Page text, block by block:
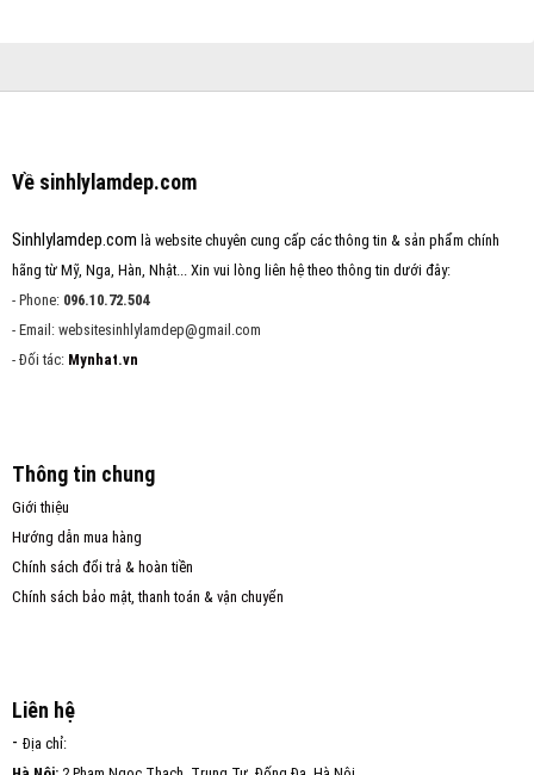
Về sinhlylamdep.com
Sinhlylamdep.com là website chuyên cung cấp các thông tin & sản phẩm chính
hãng từ Mỹ, Nga, Hàn, Nhật... Xin vui lòng liên hệ theo thông tin dưới đây:
- Phone: 096.10.72.504
- Email: websitesinhlylamdep@gmail.com
- Đối tác: Mynhat.vn
Thông tin chung
Giới thiệu
Hướng dẫn mua hàng
Chính sách đổi trả & hoàn tiền
Chính sách bảo mật, thanh toán & vận chuyển
Liên hệ
- Địa chỉ: